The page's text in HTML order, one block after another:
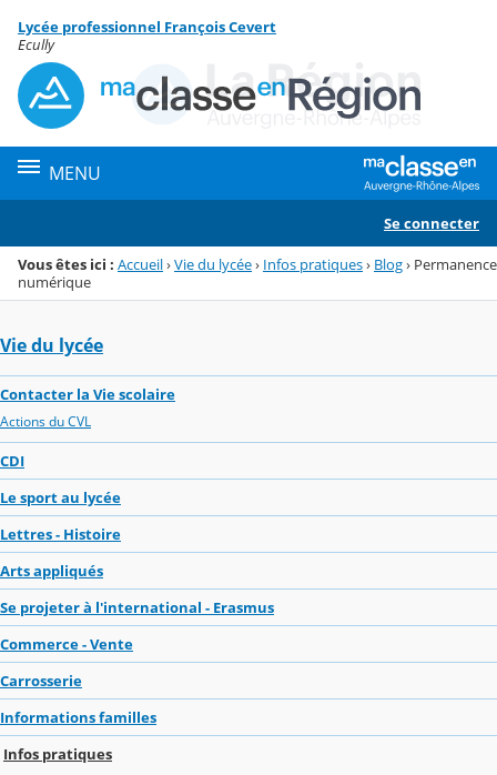
Menu de la rubrique
Contenu
Lycée professionnel François Cevert
Ecully
MENU
Se connecter
Vous êtes ici : Accueil›Vie du lycée› Infos pratiques› Blog› Permanence
numérique
Vie du lycée
Contacter la Vie scolaire
Actions du CVL
CDI
Le sport au lycée
Lettres - Histoire
Arts appliqués
Se projeter à l'international - Erasmus
Commerce - Vente
Carrosserie
Informations familles
Infos pratiques